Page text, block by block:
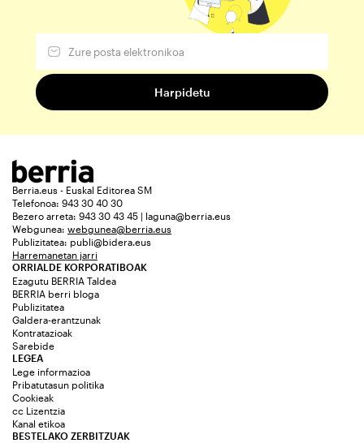
Berria.eus - Euskal Editorea SM
Telefonoa: 943 30 40 30
Bezero arreta: 943 30 43 45 | laguna@berria.eus
Webgunea: webgunea@berria.eus
Publizitatea: publi@bidera.eus
Harremanetan jarri
ORRIALDE KORPORATIBOAK
Ezagutu BERRIA Taldea
BERRIA berri bloga
Publizitatea
Galdera-erantzunak
Kontratazioak
Sarebide
LEGEA
Lege informazioa
Pribatutasun politika
Cookieak
cc Lizentzia
Kanal etikoa
BESTELAKO ZERBITZUAK